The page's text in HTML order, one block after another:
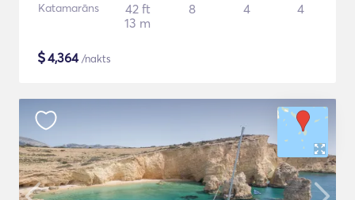
Katamarāns
42 ft
13 m
8 4 4
$4,364/nakts